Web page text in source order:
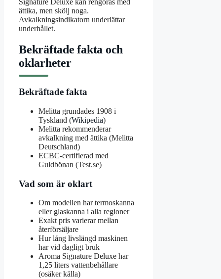
Signature Deluxe kan rengöras med
ättika, men skölj noga.
Avkalkningsindikatorn underlättar
underhållet.
Bekräftade fakta och
oklarheter
Bekräftade fakta
Melitta grundades 1908 i
Tyskland (Wikipedia)
Melitta rekommenderar
avkalkning med ättika (Melitta
Deutschland)
ECBC-certifierad med
Guldbönan (Test.se)
Vad som är oklart
Om modellen har termoskanna
eller glaskanna i alla regioner
Exakt pris varierar mellan
återförsäljare
Hur lång livslängd maskinen
har vid dagligt bruk
Aroma Signature Deluxe har
1,25 liters vattenbehållare
(osäker källa)